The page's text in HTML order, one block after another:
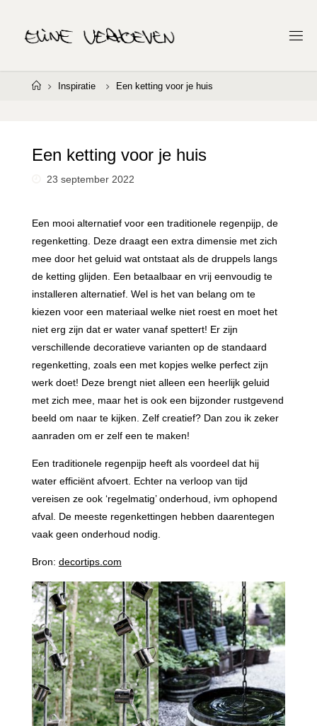
N
E
HomeInspiratie Een ketting voor je huis
Een ketting voor je huis
23 september 2022
Een mooi alternatief voor een traditionele regenpijp, de
regenketting. Deze draagt een extra dimensie met zich
mee door het geluid wat ontstaat als de druppels langs
de ketting glijden. Een betaalbaar en vrij eenvoudig te
installeren alternatief. Wel is het van belang om te
kiezen voor een materiaal welke niet roest en moet het
niet erg zijn dat er water vanaf spettert! Er zijn
verschillende decoratieve varianten op de standaard
regenketting, zoals een met kopjes welke perfect zijn
werk doet! Deze brengt niet alleen een heerlijk geluid
met zich mee, maar het is ook een bijzonder rustgevend
beeld om naar te kijken. Zelf creatief? Dan zou ik zeker
aanraden om er zelf een te maken!
Een traditionele regenpijp heeft als voordeel dat hij
water efficiënt afvoert. Echter na verloop van tijd
vereisen ze ook ‘regelmatig’ onderhoud, ivm ophopend
afval. De meeste regenkettingen hebben daarentegen
vaak geen onderhoud nodig.
Bron: decortips.com